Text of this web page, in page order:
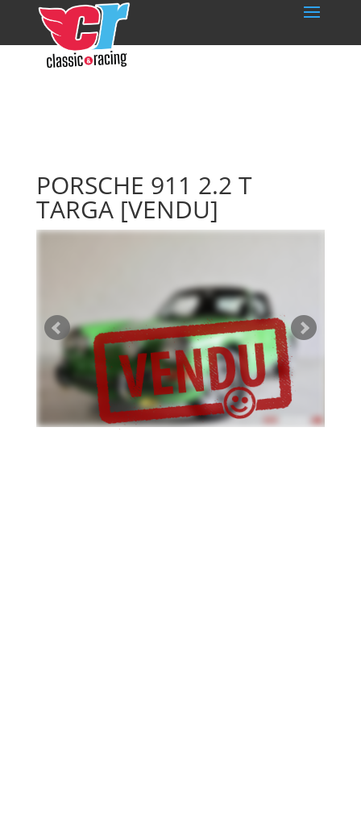
PORSCHE 911 2.2 T
TARGA [VENDU]